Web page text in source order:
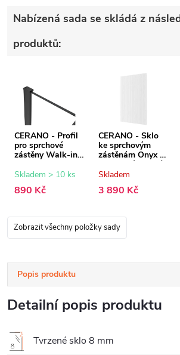
Nabízená sada se skládá z
produktů:
CERANO - Profil
pro sprchové
zástěny Walk-in
černá matná - 15
Skladem > 10 ks
890 Kč
CERANO - Sklo
ke sprchovým
zástěnám Onyx -
8 mm - rýhované
sklo - 70x200 cm
Skladem
3 890 Kč
Zobrazit všechny položky sady
Popis produktu
Detailní popis produktu
Tvrzené sklo 8 mm